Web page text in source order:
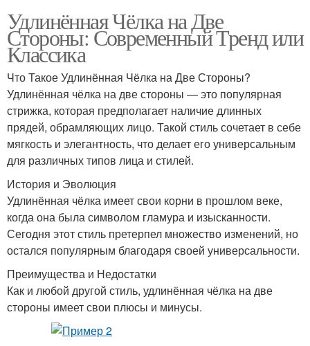
Удлинённая Чёлка на Две
Стороны: Современный Тренд или
Классика
Что Такое Удлинённая Чёлка на Две Стороны?
Удлинённая чёлка на две стороны — это популярная
стрижка, которая предполагает наличие длинных
прядей, обрамляющих лицо. Такой стиль сочетает в себе
мягкость и элегантность, что делает его универсальным
для различных типов лица и стилей.
История и Эволюция
Удлинённая чёлка имеет свои корни в прошлом веке,
когда она была символом гламура и изысканности.
Сегодня этот стиль претерпел множество изменений, но
остался популярным благодаря своей универсальности.
Преимущества и Недостатки
Как и любой другой стиль, удлинённая чёлка на две
стороны имеет свои плюсы и минусы.